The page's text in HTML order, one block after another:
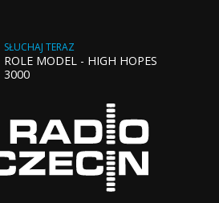
SŁUCHAJ TERAZ
ROLE MODEL - HIGH HOPES
3000